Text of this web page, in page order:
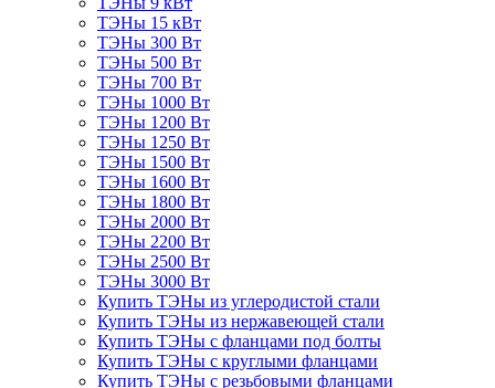
ТЭНы 15 кВт
ТЭНы 300 Вт
ТЭНы 500 Вт
ТЭНы 700 Вт
ТЭНы 1000 Вт
ТЭНы 1200 Вт
ТЭНы 1250 Вт
ТЭНы 1500 Вт
ТЭНы 1600 Вт
ТЭНы 1800 Вт
ТЭНы 2000 Вт
ТЭНы 2200 Вт
ТЭНы 2500 Вт
ТЭНы 3000 Вт
Купить ТЭНы из углеродистой стали
Купить ТЭНы из нержавеющей стали
Купить ТЭНы с фланцами под болты
Купить ТЭНы с круглыми фланцами
Купить ТЭНы с резьбовыми фланцами